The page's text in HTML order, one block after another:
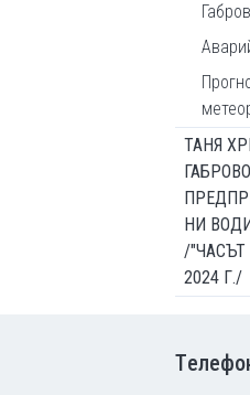
ТАНЯ
НИ
/"ЧАСЪТ
2024 Г./